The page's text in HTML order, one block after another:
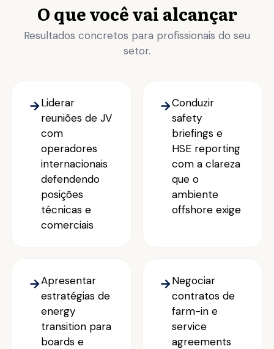
O que você vai alcançar
Resultados concretos para profissionais do seu
setor.
→Liderar
reuniões de JV
com
operadores
internacionais
defendendo
posições
técnicas e
comerciais
→Conduzir
safety
briefings e
HSE reporting
com a clareza
que o
ambiente
offshore exige
→Apresentar
estratégias de
energy
transition para
boards e
→Negociar
contratos de
farm-in e
service
agreements